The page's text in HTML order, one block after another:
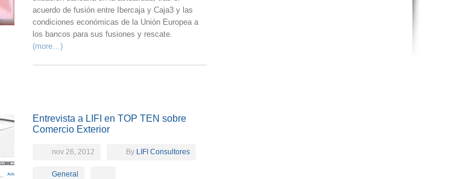
acuerdo de fusión entre Ibercaja y Caja3 y las
condiciones económicas de la Unión Europea a
los bancos para sus fusiones y rescate.
(more…)
Entrevista a LIFI en TOP TEN sobre
Comercio Exterior
nov 26, 2012 By LIFI Consultores
General